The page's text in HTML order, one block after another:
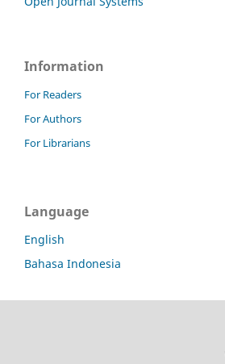
Information
For Readers
For Authors
For Librarians
Language
English
Bahasa Indonesia